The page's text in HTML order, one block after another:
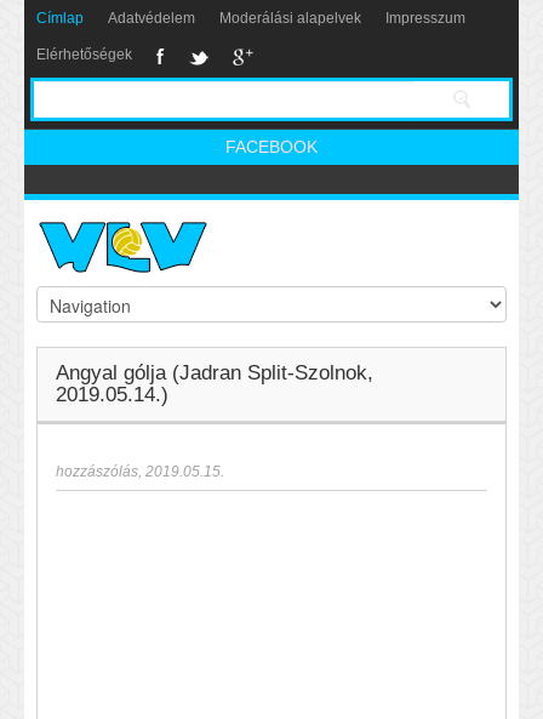
Címlap Adatvédelem Moderálási alapelvek Impresszum
Elérhetőségek
FACEBOOK
Angyal gólja (Jadran Split-Szolnok,
2019.05.14.)
hozzászólás, 2019.05.15.